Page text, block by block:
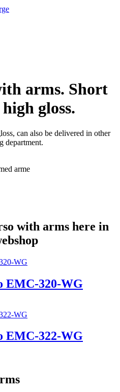
arms. Short
gloss.
can also be delivered in other
department.
with arms here in
EMC-320-WG
EMC-322-WG